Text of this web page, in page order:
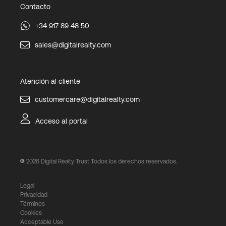
Contacto
+34 917 89 48 50
sales@digitalrealty.com
Atención al cliente
customercare@digitalrealty.com
Acceso al portal
2026 Digital Realty Trust Todos los derechos reservados.
Legal
Privacidad
Términos
Cookies
Acceptable Use